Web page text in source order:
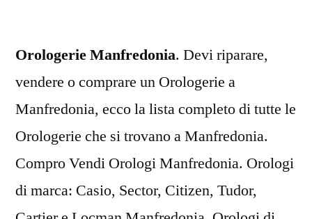
Orologerie Manfredonia. Devi riparare,
vendere o comprare un Orologerie a
Manfredonia, ecco la lista completo di tutte le
Orologerie che si trovano a Manfredonia.
Compro Vendi Orologi Manfredonia. Orologi
di marca: Casio, Sector, Citizen, Tudor,